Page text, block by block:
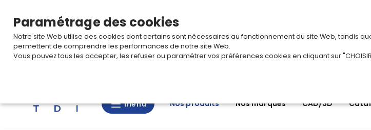
menu
menu Nos produits Nos marques CAD/3D
Paramétrage des cookies
Notre site Web utilise des cookies dont certains sont nécessaires au fonctionnement du site Web, tandis
permettent de comprendre les performances de notre site Web.
Vous pouvez tous les accepter, les refuser ou paramétrer vos préférences cookies en cliquant sur